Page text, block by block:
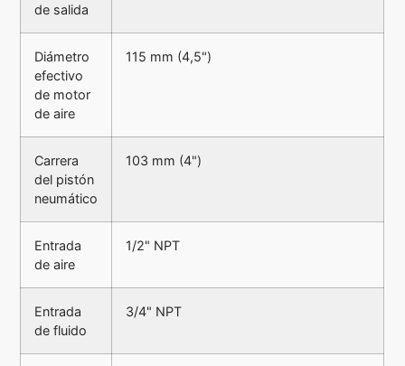
de salida
Diámetro
efectivo
de motor
de aire
115 mm (4,5")
Carrera
del pistón
neumático
103 mm (4")
Entrada
de aire
1/2" NPT
Entrada
de fluido
3/4" NPT